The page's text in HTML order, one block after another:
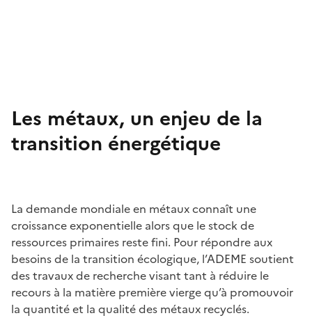
Les métaux, un enjeu de la
transition énergétique
La demande mondiale en métaux connaît une
croissance exponentielle alors que le stock de
ressources primaires reste fini. Pour répondre aux
besoins de la transition écologique, l’ADEME soutient
des travaux de recherche visant tant à réduire le
recours à la matière première vierge qu’à promouvoir
la quantité et la qualité des métaux recyclés.